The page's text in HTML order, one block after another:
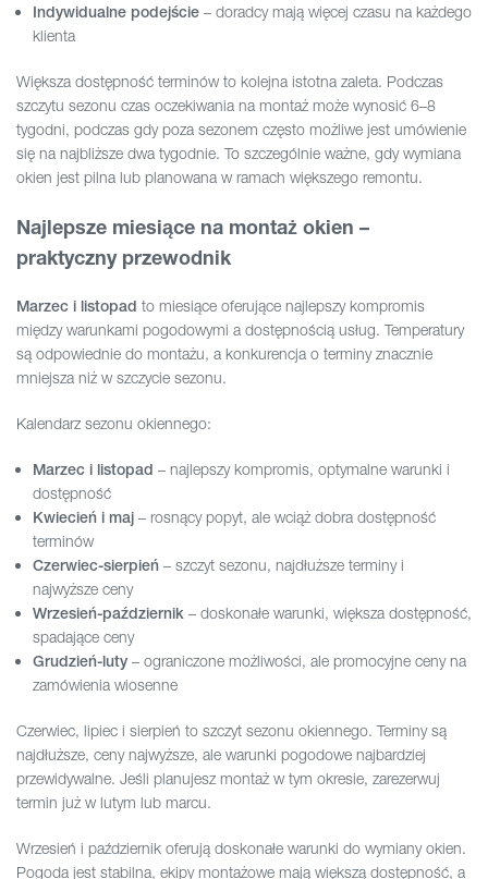
Indywidualne podejście – doradcy mają więcej czasu na każdego
klienta
Większa dostępność terminów to kolejna istotna zaleta. Podczas
szczytu sezonu czas oczekiwania na montaż może wynosić 6–8
tygodni, podczas gdy poza sezonem często możliwe jest umówienie
się na najbliższe dwa tygodnie. To szczególnie ważne, gdy wymiana
okien jest pilna lub planowana w ramach większego remontu.
Najlepsze miesiące na montaż okien –
praktyczny przewodnik
Marzec i listopad to miesiące oferujące najlepszy kompromis
między warunkami pogodowymi a dostępnością usług. Temperatury
są odpowiednie do montażu, a konkurencja o terminy znacznie
mniejsza niż w szczycie sezonu.
Kalendarz sezonu okiennego:
Marzec i listopad – najlepszy kompromis, optymalne warunki i
dostępność
Kwiecień i maj – rosnący popyt, ale wciąż dobra dostępność
terminów
Czerwiec-sierpień – szczyt sezonu, najdłuższe terminy i
najwyższe ceny
Wrzesień-październik – doskonałe warunki, większa dostępność,
spadające ceny
Grudzień-luty – ograniczone możliwości, ale promocyjne ceny na
zamówienia wiosenne
Czerwiec, lipiec i sierpień to szczyt sezonu okiennego. Terminy są
najdłuższe, ceny najwyższe, ale warunki pogodowe najbardziej
przewidywalne. Jeśli planujesz montaż w tym okresie, zarezerwuj
termin już w lutym lub marcu.
Wrzesień i październik oferują doskonałe warunki do wymiany okien.
Pogoda jest stabilna, ekipy montażowe mają większą dostępność, a